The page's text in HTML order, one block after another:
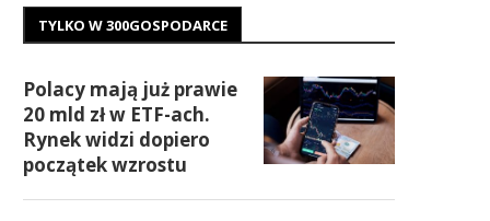
TYLKO W 300GOSPODARCE
Polacy mają już prawie
20 mld zł w ETF-ach.
Rynek widzi dopiero
początek wzrostu